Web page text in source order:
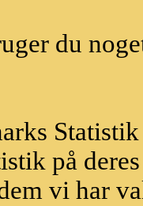
du
på
vi har